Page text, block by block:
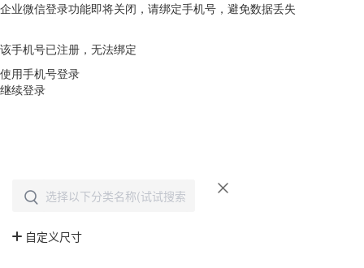
企业微信登录功能即将关闭，请绑定手机号，避免数据丢失
该手机号已注册，无法绑定
使用手机号登录
继续登录